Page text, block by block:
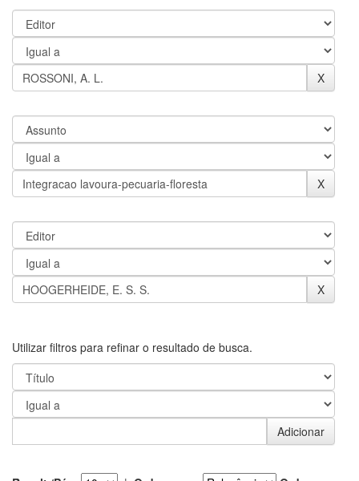
Utilizar filtros para refinar o resultado de busca.